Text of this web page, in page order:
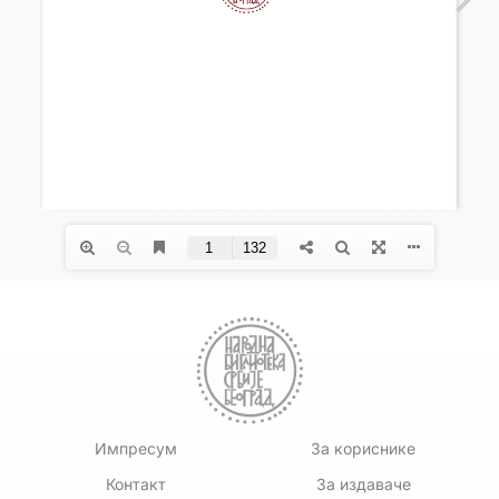
Импресум
Контакт
За кориснике
За издаваче